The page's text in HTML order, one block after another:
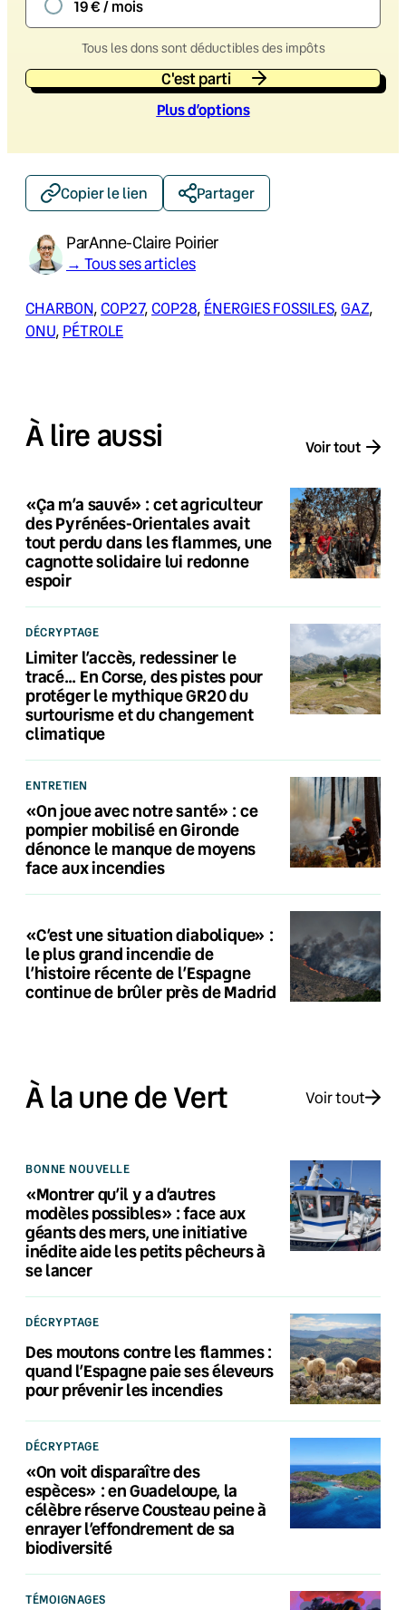
19 € / mois
Tous les dons sont déductibles des impôts
C'est parti
Plus d’options
Copier le lien Partager
ParAnne-Claire Poirier
→ Tous ses articles
CHARBON, COP27, COP28, ÉNERGIES FOSSILES, GAZ
ONU, PÉTROLE
À lire aussi Voir tout
«Ça m’a sauvé» : cet agriculteur
des Pyrénées-Orientales avait
tout perdu dans les flammes, une
cagnotte solidaire lui redonne
espoir
DÉCRYPTAGE
Limiter l’accès, redessiner le
tracé… En Corse, des pistes pour
protéger le mythique GR20 du
surtourisme et du changement
climatique
ENTRETIEN
«On joue avec notre santé» : ce
pompier mobilisé en Gironde
dénonce le manque de moyens
face aux incendies
«C’est une situation diabolique» :
le plus grand incendie de
l’histoire récente de l’Espagne
continue de brûler près de Madrid
À la une de Vert Voir tout
BONNE NOUVELLE
«Montrer qu’il y a d’autres
modèles possibles» : face aux
géants des mers, une initiative
inédite aide les petits pêcheurs à
se lancer
DÉCRYPTAGE
Des moutons contre les flammes :
quand l’Espagne paie ses éleveurs
pour prévenir les incendies
DÉCRYPTAGE
«On voit disparaître des
espèces» : en Guadeloupe, la
célèbre réserve Cousteau peine à
enrayer l’effondrement de sa
biodiversité
TÉMOIGNAGES